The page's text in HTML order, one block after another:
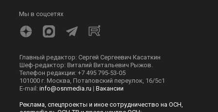
Мы в соцсетях
Главный редактор: Сергей Сергеевич Касаткин
Шеф-редактор: Виталий Витальевич Рыжов.
Телефон редакции: +7 495 795-53-05
101000 г. Москва, Потаповский переулок, 16/5с1
E-mail: info@osnmedia.ru | Вакансии
Реклама, спецпроекты и иное сотрудничество на ОСН,